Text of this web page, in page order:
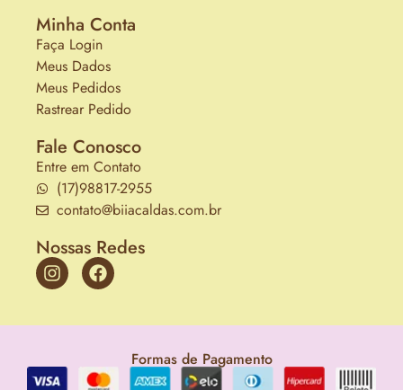
Minha Conta
Faça Login
Meus Dados
Meus Pedidos
Rastrear Pedido
Fale Conosco
Entre em Contato
(17)98817-2955
contato@biiacaldas.com.br
Nossas Redes
Formas de Pagamento